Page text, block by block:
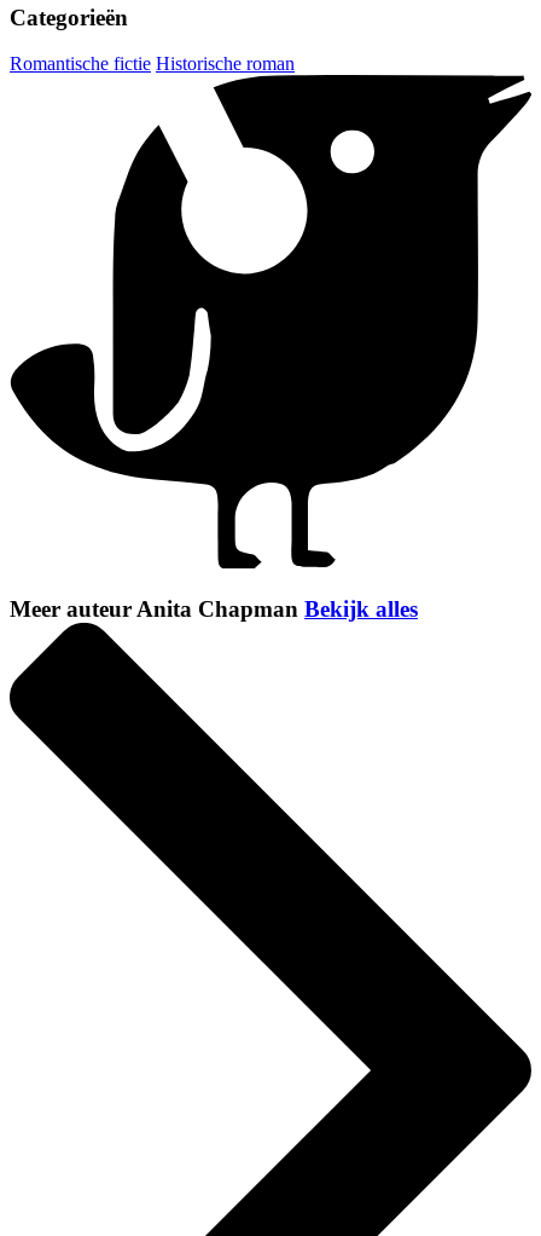
Categorieën
Romantische fictie Historische roman
Meer auteur Anita Chapman Bekijk alles